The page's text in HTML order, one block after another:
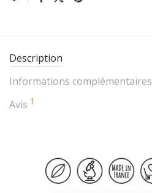
Description
Informations complémentaires
Avis 1